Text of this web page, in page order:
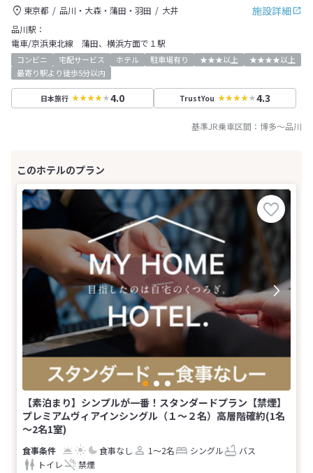
施設詳細
東京都 品川・大森・蒲田・羽田
大井
品川駅：
電車/京浜東北線 蒲田、横浜方面で１駅
コンビニ 宅配サービス ホテル 駐車場有り ★★★以上
★★★★以上
最寄り駅より徒歩5分以内
日本旅行 4.0 TrustYou 4.3
基準JR乗車区間： 博多～品川
【素泊まり】シンプルが一番！スタンダードプラン【禁煙】
プレミアムヴィアインシングル（１〜２名）高層階確約(1名
～2名1室)
食事なし 1～2名 シングル
バス
トイレ
禁煙